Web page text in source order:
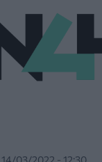
14/03/2022 - 12:30